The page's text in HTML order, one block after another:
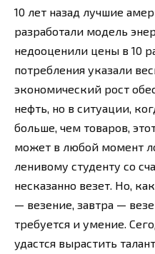
10 лет назад лучшие
разработали модель
недооценили цены в 10
потребления указали
экономический рост
нефть, но в ситуации,
больше, чем товаров,
может в любой момент
ленивому студенту со
несказанно везет. Но,
— везение, завтра —
требуется и умение.
удастся вырастить